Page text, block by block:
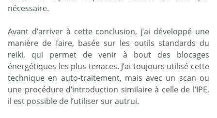
nécessaire.
Avant d’arriver à cette conclusion, j’ai développé une
manière de faire, basée sur les outils standards du
reiki, qui permet de venir à bout des blocages
énergétiques les plus tenaces. J’ai toujours utilisé cette
technique en auto-traitement, mais avec un scan ou
une procédure d’introduction similaire à celle de l’IPE,
il est possible de l’utiliser sur autrui.